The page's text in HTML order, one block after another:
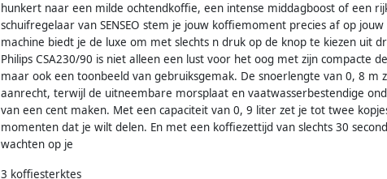
hunkert naar een milde ochtendkoffie, een intense middagboost of een
schuifregelaar van SENSEO stem je jouw koffiemoment precies af op
machine biedt je de luxe om met slechts n druk op de knop te kiezen uit
Philips CSA230/90 is niet alleen een lust voor het oog met zijn compacte
maar ook een toonbeeld van gebruiksgemak. De snoerlengte van 0, 8 m
aanrecht, terwijl de uitneembare morsplaat en vaatwasserbestendige
van een cent maken. Met een capaciteit van 0, 9 liter zet je tot twee
momenten dat je wilt delen. En met een koffiezettijd van slechts 30
wachten op je
3 koffiesterktes